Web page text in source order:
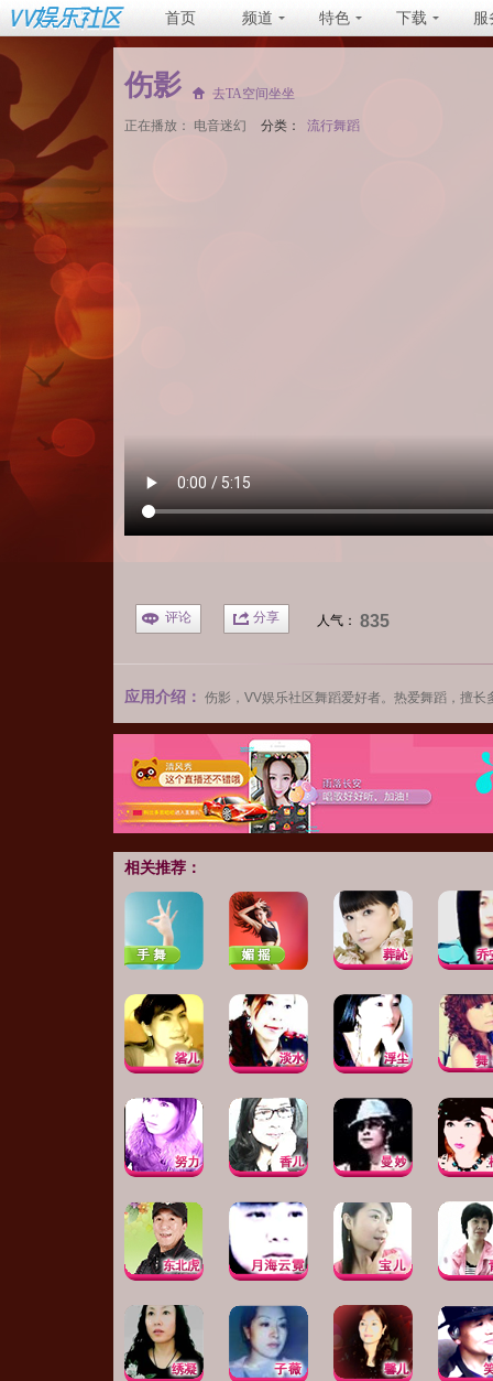
首页 频道 特色 下载 服
伤影 去TA空间坐坐
正在播放： 电音迷幻 分类： 流行舞蹈
评论 分享 人气： 835
应用介绍： 伤影 ，VV娱乐社区舞蹈爱好者。热爱舞蹈，擅长
相关推荐：